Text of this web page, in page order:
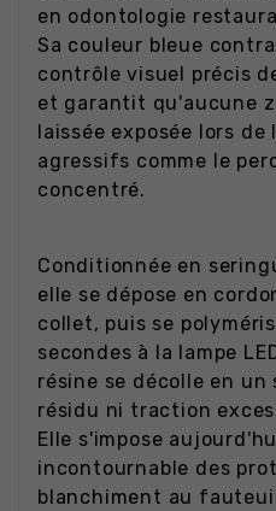
en odontologie
Sa couleur bleue
contrôle visuel précis
et garantit qu'aucune
laissée exposée lors
agressifs comme le
concentré.
Conditionnée en
elle se dépose en
collet, puis se
secondes à la lampe
résine se décolle en un
résidu ni traction
Elle s'impose
incontournable des
blanchiment au